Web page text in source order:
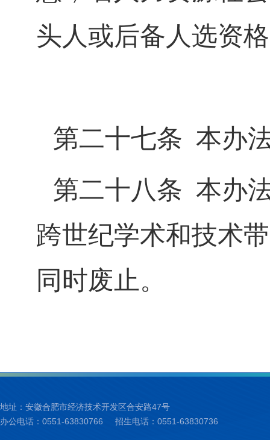
头人或后备人选资
第二十七条 本办
第二十八条 本办
跨世纪学术和技术
同时废止。
地址：安徽合肥市经济技术开发区合安路47号
办公电话：0551-63830766
招生电话：0551-63830736